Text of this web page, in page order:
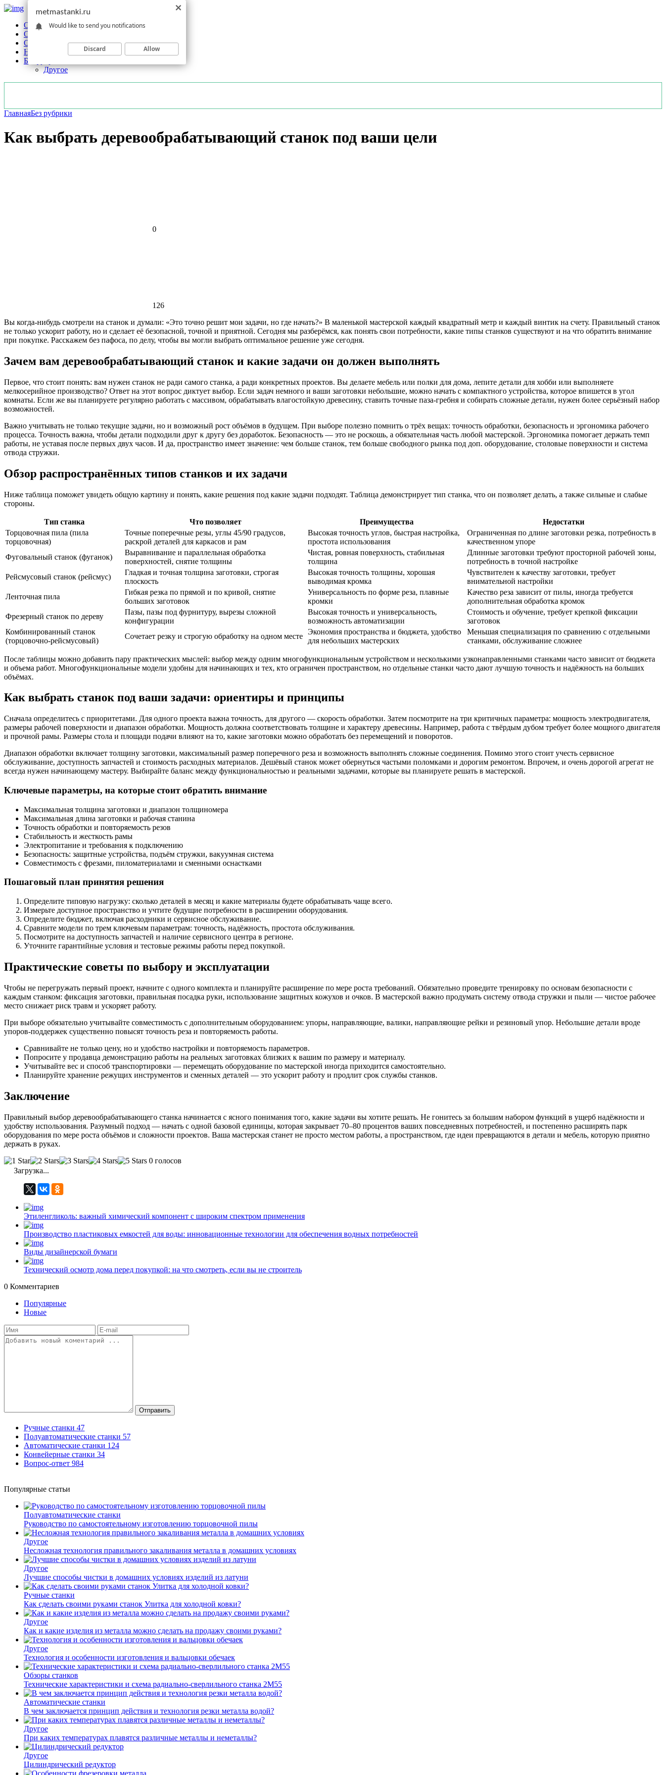
Обзоры станков
Оборудование
Обработка
Новости отрасли
Без рубрики
Другое
ГлавнаяБез рубрики
Как выбрать деревообрабатывающий станок под ваши цели
0
126
Вы когда-нибудь смотрели на станок и думали: «Это точно решит мои задачи, но где начать?» В маленькой мастерской каждый квадратный метр и каждый винтик на счету. Правильный станок
не только ускорит работу, но и сделает её безопасной, точной и приятной. Сегодня мы разберёмся, как понять свои потребности, какие типы станков существуют и на что обратить внимание
при покупке. Расскажем без пафоса, по делу, чтобы вы могли выбрать оптимальное решение уже сегодня.
Зачем вам деревообрабатывающий станок и какие задачи он должен выполнять
Первое, что стоит понять: вам нужен станок не ради самого станка, а ради конкретных проектов. Вы делаете мебель или полки для дома, лепите детали для хобби или выполняете
мелкосерийное производство? Ответ на этот вопрос диктует выбор. Если задач немного и ваши заготовки небольшие, можно начать с компактного устройства, которое впишется в угол
комнаты. Если же вы планируете регулярно работать с массивом, обрабатывать влагостойкую древесину, ставить точные паза-гребня и собирать сложные детали, нужен более серьёзный набор
возможностей.
Важно учитывать не только текущие задачи, но и возможный рост объёмов в будущем. При выборе полезно помнить о трёх вещах: точность обработки, безопасность и эргономика рабочего
процесса. Точность важна, чтобы детали подходили друг к другу без доработок. Безопасность — это не роскошь, а обязательная часть любой мастерской. Эргономика помогает держать темп
работы, не уставая после первых двух часов. И да, пространство имеет значение: чем больше станок, тем больше свободного рынка под доп. оборудование, столовые поверхности и система
отвода стружки.
Обзор распространённых типов станков и их задачи
Ниже таблица поможет увидеть общую картину и понять, какие решения под какие задачи подходят. Таблица демонстрирует тип станка, что он позволяет делать, а также сильные и слабые
стороны.
Тип станка Что позволяет Преимущества
Недостатки
Торцовочная пила (пила
торцовочная)
Точные поперечные резы, углы 45/90 градусов,
раскрой деталей для каркасов и рам
Высокая точность углов, быстрая настройка,
простота использования
Ограниченная по длине заготовки резка, потребность в
качественном упоре
Фуговальный станок (фуганок)
Выравнивание и параллельная обработка
поверхностей, снятие толщины
Чистая, ровная поверхность, стабильная
толщина
Длинные заготовки требуют просторной рабочей зоны,
потребность в точной настройке
Рейсмусовый станок (рейсмус)
Гладкая и точная толщина заготовки, строгая
плоскость
Высокая точность толщины, хорошая
выводимая кромка
Чувствителен к качеству заготовки, требует
внимательной настройки
Ленточная пила
Гибкая резка по прямой и по кривой, снятие
больших заготовок
Универсальность по форме реза, плавные
кромки
Качество реза зависит от пилы, иногда требуется
дополнительная обработка кромок
Фрезерный станок по дереву
Пазы, пазы под фурнитуру, вырезы сложной
конфигурации
Высокая точность и универсальность,
возможность автоматизации
Стоимость и обучение, требует крепкой фиксации
заготовок
Комбинированный станок
(торцовочно-рейсмусовый)
Сочетает резку и строгую обработку на одном месте
Экономия пространства и бюджета, удобство
для небольших мастерских
Меньшая специализация по сравнению с отдельными
станками, обслуживание сложнее
После таблицы можно добавить пару практических мыслей: выбор между одним многофункциональным устройством и несколькими узконаправленными станками часто зависит от бюджета
и объема работ. Многофункциональные модели удобны для начинающих и тех, кто ограничен пространством, но отдельные станки часто дают лучшую точность и надёжность на больших
объёмах.
Как выбрать станок под ваши задачи: ориентиры и принципы
Сначала определитесь с приоритетами. Для одного проекта важна точность, для другого — скорость обработки. Затем посмотрите на три критичных параметра: мощность электродвигателя,
размеры рабочей поверхности и диапазон обработки. Мощность должна соответствовать толщине и характеру древесины. Например, работа с твёрдым дубом требует более мощного двигателя
и прочной рамы. Размеры стола и площади подачи влияют на то, какие заготовки можно обработать без перемещений и поворотов.
Диапазон обработки включает толщину заготовки, максимальный размер поперечного реза и возможность выполнять сложные соединения. Помимо этого стоит учесть сервисное
обслуживание, доступность запчастей и стоимость расходных материалов. Дешёвый станок может обернуться частыми поломками и дорогим ремонтом. Впрочем, и очень дорогой агрегат не
всегда нужен начинающему мастеру. Выбирайте баланс между функциональностью и реальными задачами, которые вы планируете решать в мастерской.
Ключевые параметры, на которые стоит обратить внимание
Максимальная толщина заготовки и диапазон толщиномера
Максимальная длина заготовки и рабочая станина
Точность обработки и повторяемость резов
Стабильность и жесткость рамы
Электропитание и требования к подключению
Безопасность: защитные устройства, подъём стружки, вакуумная система
Совместимость с фрезами, пиломатериалами и сменными оснастками
Пошаговый план принятия решения
Определите типовую нагрузку: сколько деталей в месяц и какие материалы будете обрабатывать чаще всего.
Измерьте доступное пространство и учтите будущие потребности в расширении оборудования.
Определите бюджет, включая расходники и сервисное обслуживание.
Сравните модели по трем ключевым параметрам: точность, надёжность, простота обслуживания.
Посмотрите на доступность запчастей и наличие сервисного центра в регионе.
Уточните гарантийные условия и тестовые режимы работы перед покупкой.
Практические советы по выбору и эксплуатации
Чтобы не перегружать первый проект, начните с одного комплекта и планируйте расширение по мере роста требований. Обязательно проведите тренировку по основам безопасности с
каждым станком: фиксация заготовки, правильная посадка руки, использование защитных кожухов и очков. В мастерской важно продумать систему отвода стружки и пыли — чистое рабочее
место снижает риск травм и ускоряет работу.
При выборе обязательно учитывайте совместимость с дополнительным оборудованием: упоры, направляющие, валики, направляющие рейки и резиновый упор. Небольшие детали вроде
упоров-поддержек существенно повысят точность реза и повторяемость работы.
Сравнивайте не только цену, но и удобство настройки и повторяемость параметров.
Попросите у продавца демонстрацию работы на реальных заготовках близких к вашим по размеру и материалу.
Учитывайте вес и способ транспортировки — перемещать оборудование по мастерской иногда приходится самостоятельно.
Планируйте хранение режущих инструментов и сменных деталей — это ускорит работу и продлит срок службы станков.
Заключение
Правильный выбор деревообрабатывающего станка начинается с ясного понимания того, какие задачи вы хотите решать. Не гонитесь за большим набором функций в ущерб надёжности и
удобству использования. Разумный подход — начать с одной базовой единицы, которая закрывает 70–80 процентов ваших повседневных потребностей, и постепенно расширять парк
оборудования по мере роста объёмов и сложности проектов. Ваша мастерская станет не просто местом работы, а пространством, где идеи превращаются в детали и мебель, которую приятно
держать в руках.
0 голосов
Загрузка...
Этиленгликоль: важный химический компонент с широким спектром применения
Производство пластиковых емкостей для воды: инновационные технологии для обеспечения водных потребностей
Виды дизайнерской бумаги
Технический осмотр дома перед покупкой: на что смотреть, если вы не строитель
0 Комментариев
Популярные
Новые
Отправить
Ручные станки 47
Полуавтоматические станки 57
Автоматические станки 124
Конвейерные станки 34
Вопрос-ответ 984
Популярные статьи
Полуавтоматические станки
Руководство по самостоятельному изготовлению торцовочной пилы
Другое
Несложная технология правильного закаливания металла в домашних условиях
Другое
Лучшие способы чистки в домашних условиях изделий из латуни
Ручные станки
Как сделать своими руками станок Улитка для холодной ковки?
Другое
Как и какие изделия из металла можно сделать на продажу своими руками?
Другое
Технология и особенности изготовления и вальцовки обечаек
Обзоры станков
Технические характеристики и схема радиально-сверлильного станка 2М55
Автоматические станки
В чем заключается принцип действия и технология резки металла водой?
Другое
При каких температурах плавятся различные металлы и неметаллы?
Другое
Цилиндрический редуктор
metmastanki.ru
Would like to send you notifications
Discard Allow